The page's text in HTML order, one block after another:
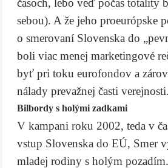
časoch, lebo veď počas totality
sebou). A že jeho proeurópske
o smerovaní Slovenska do
boli viac menej marketingové
byť pri toku eurofondov a
nálady prevažnej časti verejnosti.
Bilbordy s holými zadkami
V kampani roku 2002, teda v
vstup Slovenska do EÚ, Smer
mladej rodiny s holým pozadím.